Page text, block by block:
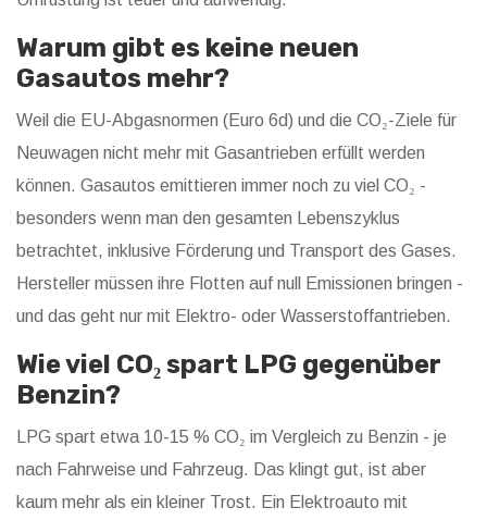
Warum gibt es keine neuen
Gasautos mehr?
Weil die EU-Abgasnormen (Euro 6d) und die CO₂-Ziele für
Neuwagen nicht mehr mit Gasantrieben erfüllt werden
können. Gasautos emittieren immer noch zu viel CO₂ -
besonders wenn man den gesamten Lebenszyklus
betrachtet, inklusive Förderung und Transport des Gases.
Hersteller müssen ihre Flotten auf null Emissionen bringen -
und das geht nur mit Elektro- oder Wasserstoffantrieben.
Wie viel CO₂ spart LPG gegenüber
Benzin?
LPG spart etwa 10-15 % CO₂ im Vergleich zu Benzin - je
nach Fahrweise und Fahrzeug. Das klingt gut, ist aber
kaum mehr als ein kleiner Trost. Ein Elektroauto mit